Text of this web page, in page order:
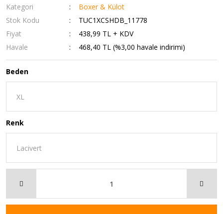
Kategori
Boxer & Külot
Stok Kodu
TUC1XCSHDB_11778
Fiyat
438,99 TL + KDV
Havale
468,40 TL (%3,00 havale indirimi)
Beden
Renk